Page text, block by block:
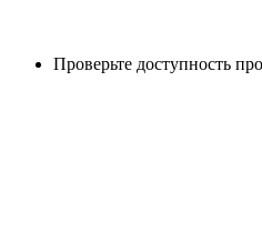
Проверьте доступность